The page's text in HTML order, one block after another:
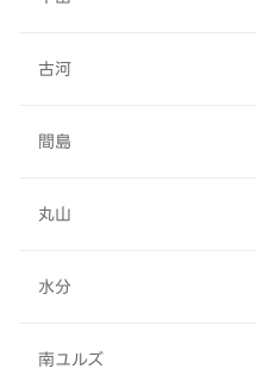
古河
間島
丸山
水分
南ユルズ